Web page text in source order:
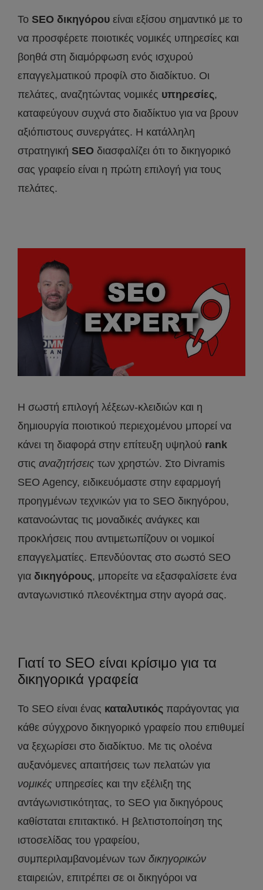
Το SEO δικηγόρου είναι εξίσου σημαντικό με το
να προσφέρετε ποιοτικές νομικές υπηρεσίες και
βοηθά στη διαμόρφωση ενός ισχυρού
επαγγελματικού προφίλ στο διαδίκτυο. Οι
πελάτες, αναζητώντας νομικές υπηρεσίες,
καταφεύγουν συχνά στο διαδίκτυο για να βρουν
αξιόπιστους συνεργάτες. Η κατάλληλη
στρατηγική SEO διασφαλίζει ότι το δικηγορικό
σας γραφείο είναι η πρώτη επιλογή για τους
πελάτες.
Η σωστή επιλογή λέξεων-κλειδιών και η
δημιουργία ποιοτικού περιεχομένου μπορεί να
κάνει τη διαφορά στην επίτευξη υψηλού rank
στις αναζητήσεις των χρηστών. Στο Divramis
SEO Agency, ειδικευόμαστε στην εφαρμογή
προηγμένων τεχνικών για το SEO δικηγόρου,
κατανοώντας τις μοναδικές ανάγκες και
προκλήσεις που αντιμετωπίζουν οι νομικοί
επαγγελματίες. Επενδύοντας στο σωστό SEO
για δικηγόρους, μπορείτε να εξασφαλίσετε ένα
ανταγωνιστικό πλεονέκτημα στην αγορά σας.
Γιατί το SEO είναι κρίσιμο για τα
δικηγορικά γραφεία
Το SEO είναι ένας καταλυτικός παράγοντας για
κάθε σύγχρονο δικηγορικό γραφείο που επιθυμεί
να ξεχωρίσει στο διαδίκτυο. Με τις ολοένα
αυξανόμενες απαιτήσεις των πελατών για
νομικές υπηρεσίες και την εξέλιξη της
αντάγωνιστικότητας, το SEO για δικηγόρους
καθίσταται επιτακτικό. Η βελτιστοποίηση της
ιστοσελίδας του γραφείου,
συμπεριλαμβανομένων των δικηγορικών
εταιρειών, επιτρέπει σε οι δικηγόροι να